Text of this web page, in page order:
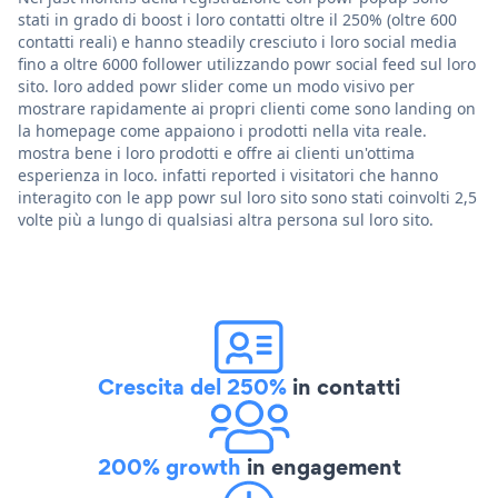
stati in grado di boost i loro contatti oltre il 250% (oltre 600
contatti reali) e hanno steadily cresciuto i loro social media
fino a oltre 6000 follower utilizzando powr social feed sul loro
sito. loro added powr slider come un modo visivo per
mostrare rapidamente ai propri clienti come sono landing on
la homepage come appaiono i prodotti nella vita reale.
mostra bene i loro prodotti e offre ai clienti un'ottima
esperienza in loco. infatti reported i visitatori che hanno
interagito con le app powr sul loro sito sono stati coinvolti 2,5
volte più a lungo di qualsiasi altra persona sul loro sito.
Crescita del 250% in contatti
200% growth in engagement